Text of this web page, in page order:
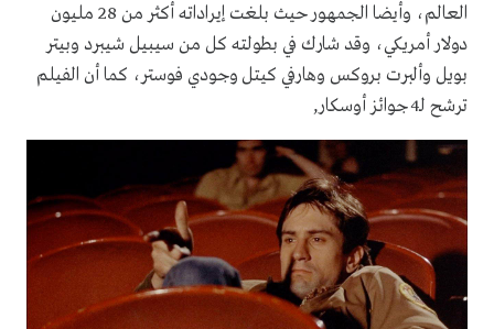
العالم، وأيضا الجمهور حيث بلغت إيراداته أكثر من 28 مليون
دولار أمريكي، وقد شارك في بطولته كل من سيبيل شيبرد وبيتر
بويل وألبرت بروكس وهارفي كيتل وجودي فوستر، كما أن الفيلم
ترشح لـ4 جوائز أوسكار,